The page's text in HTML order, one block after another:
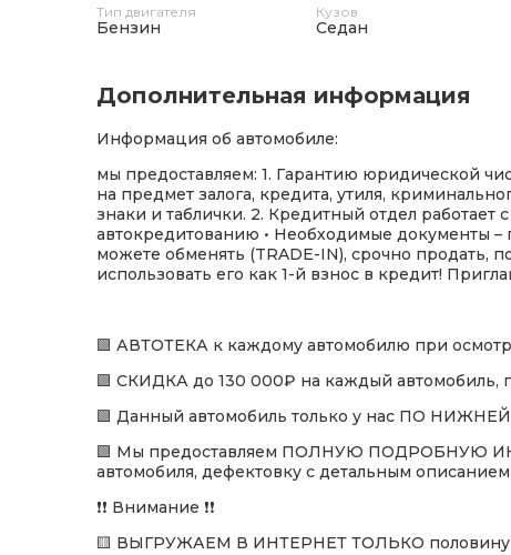
Тип двигателя
Бензин
Кузов
Седан
Дополнительная информация
Информация об автомобиле:
мы предоставляем: 1. Гарантию юридической
на предмет залога, кредита, утиля,
знаки и таблички. 2. Кредитный отдел работает
автокредитованию • Необходимые документы –
можете обменять (TRADE-IN), срочно
использовать его как 1-й взнос в кредит!
🟩 АВТОТЕКА к каждому автомобилю при
🟩 СКИДКА до 130 000₽ на каждый автомобиль,
🟩 Данный автомобиль только у нас ПО
🟩 Мы предоставляем ПОЛНУЮ ПОДРОБНУЮ
автомобиля, дефектовку с детальным описанием
❗❗ Внимание ❗❗
🟨 ВЫГРУЖАЕМ В ИНТЕРНЕТ ТОЛЬКО половину